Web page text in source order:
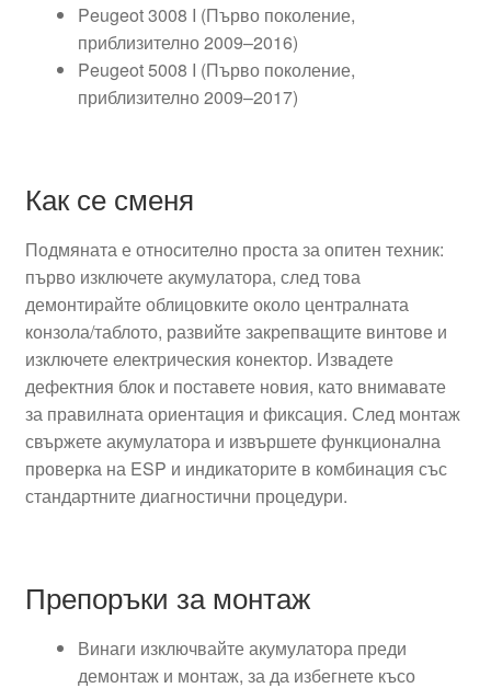
Peugeot 3008 I (Първо поколение,
приблизително 2009–2016)
Peugeot 5008 I (Първо поколение,
приблизително 2009–2017)
Как се сменя
Подмяната е относително проста за опитен техник:
първо изключете акумулатора, след това
демонтирайте облицовките около централната
конзола/таблото, развийте закрепващите винтове и
изключете електрическия конектор. Извадете
дефектния блок и поставете новия, като внимавате
за правилната ориентация и фиксация. След монтаж
свържете акумулатора и извършете функционална
проверка на ESP и индикаторите в комбинация със
стандартните диагностични процедури.
Препоръки за монтаж
Винаги изключвайте акумулатора преди
демонтаж и монтаж, за да избегнете късо